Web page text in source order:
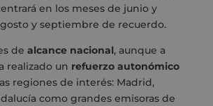
en los meses de junio y
y septiembre de recuerdo.
de alcance nacional, aunque a
realizado un refuerzo autonómico
regiones de interés: Madrid,
como grandes emisoras de